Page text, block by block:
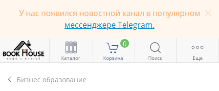
У нас появился новостной канал в популярном
мессенджере Telegram.
Каталог
0
Корзина Поиск Еще
Бизнес образование